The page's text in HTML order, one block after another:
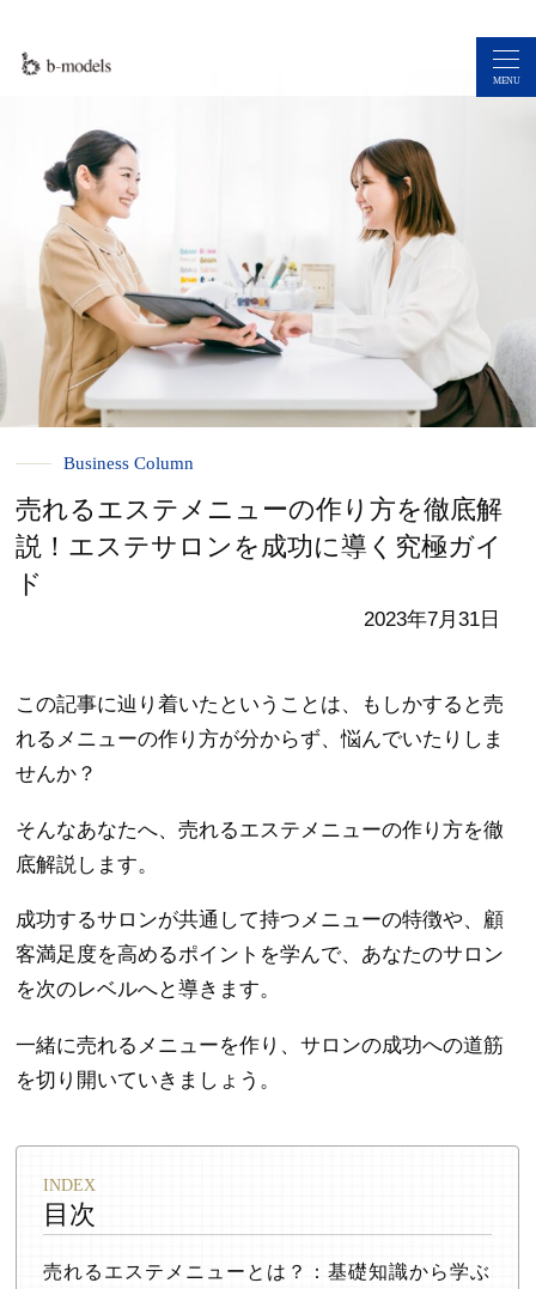
MENU
Business Column
売れるエステメニューの作り方を徹底解
説！エステサロンを成功に導く究極ガイ
ド
2023年7月31日
この記事に辿り着いたということは、もしかすると売
れるメニューの作り方が分からず、悩んでいたりしま
せんか？
そんなあなたへ、売れるエステメニューの作り方を徹
底解説します。
成功するサロンが共通して持つメニューの特徴や、顧
客満足度を高めるポイントを学んで、あなたのサロン
を次のレベルへと導きます。
一緒に売れるメニューを作り、サロンの成功への道筋
を切り開いていきましょう。
目次
売れるエステメニューとは？：基礎知識から学ぶ